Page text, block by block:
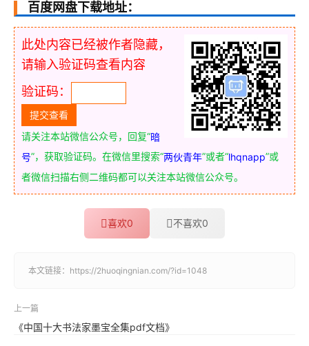
百度网盘下载地址：
此处内容已经被作者隐藏，
请输入验证码查看内容
验证码：
请关注本站微信公众号，回复“暗
号”，获取验证码。在微信里搜索“两伙青年”或者“lhqnapp”或
者微信扫描右侧二维码都可以关注本站微信公众号。
喜欢0 不喜欢0
本文链接： https://2huoqingnian.com/?id=1048
上一篇
《中国十大书法家墨宝全集pdf文档》